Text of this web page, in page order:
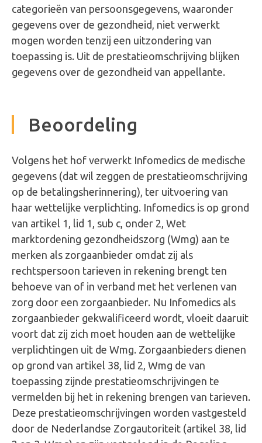
categorieën van persoonsgegevens, waaronder
gegevens over de gezondheid, niet verwerkt
mogen worden tenzij een uitzondering van
toepassing is. Uit de prestatieomschrijving blijken
gegevens over de gezondheid van appellante.
Beoordeling
Volgens het hof verwerkt Infomedics de medische
gegevens (dat wil zeggen de prestatieomschrijving
op de betalingsherinnering), ter uitvoering van
haar wettelijke verplichting. Infomedics is op grond
van artikel 1, lid 1, sub c, onder 2, Wet
marktordening gezondheidszorg (Wmg) aan te
merken als zorgaanbieder omdat zij als
rechtspersoon tarieven in rekening brengt ten
behoeve van of in verband met het verlenen van
zorg door een zorgaanbieder. Nu Infomedics als
zorgaanbieder gekwalificeerd wordt, vloeit daaruit
voort dat zij zich moet houden aan de wettelijke
verplichtingen uit de Wmg. Zorgaanbieders dienen
op grond van artikel 38, lid 2, Wmg de van
toepassing zijnde prestatieomschrijvingen te
vermelden bij het in rekening brengen van tarieven.
Deze prestatieomschrijvingen worden vastgesteld
door de Nederlandse Zorgautoriteit (artikel 38, lid